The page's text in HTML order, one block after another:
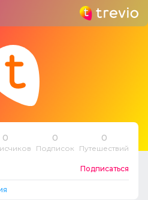
0 0
Подписок
0
Путешествий
Подписаться